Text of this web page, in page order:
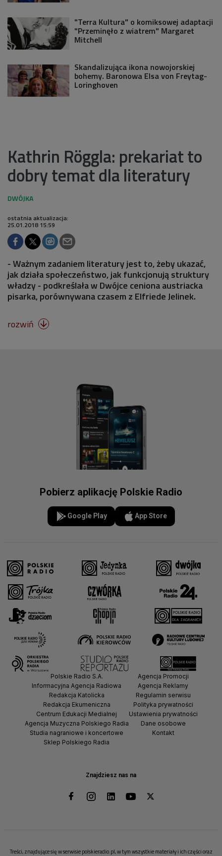
"Terra Kultura" o komiksowej adaptacji
"Przeminęło z wiatrem" Margaret
Mitchell
Skandalizująca ikona nowojorskiej
bohemy. Baronowa Elsa von Freytag-
Loringhoven
Kathrin Röggla: prekariat to
dobry temat dla literatury
ostatnia aktualizacja:
25.01.2018 15:59
- Ważnym zadaniem literatury jest to, żeby ukazać,
jak działa społeczeństwo, jak funkcjonują struktury
władzy - podkreślała w Dwójce ceniona austriacka
pisarka, porównywana czasem z Elfriede Jelinek.
rozwiń 
Pobierz aplikację Polskie Radio
Google Play App Store
Znajdziesz nas na
Polskie Radio S.A.
Informacyjna Agencja Radiowa
Redakcja Katolicka
Redakcja Ekumeniczna
Centrum Edukacji Medialnej
Agencja Muzyczna Polskiego Radia
Studia nagraniowe i koncertowe
Sklep Polskiego Radia
Agencja Promocji
Agencja Reklamy
Regulamin serwisu
Polityka prywatności
Ustawienia prywatności
Dane osobowe
Kontakt
Treści, znajdujące się w serwisie polskieradio.pl, w tym wszystkie materiały i ich części oraz